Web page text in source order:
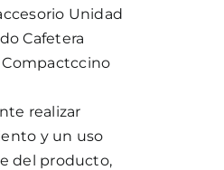
Unidad
Cafetera
realizar
y un uso
del producto,